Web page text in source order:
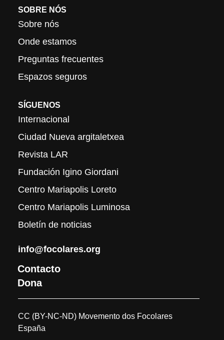
SOBRE NÓS
Sobre nós
Onde estamos
Preguntas frecuentes
Espazos seguros
SÍGUENOS
Internacional
Ciudad Nueva argitaletxea
Revista LAR
Fundación Igino Giordani
Centro Mariapolis Loreto
Centro Mariapolis Luminosa
Boletín de noticias
info@focolares.org
Contacto
Dona
CC (BY-NC-ND) Movemento dos Focolares
España